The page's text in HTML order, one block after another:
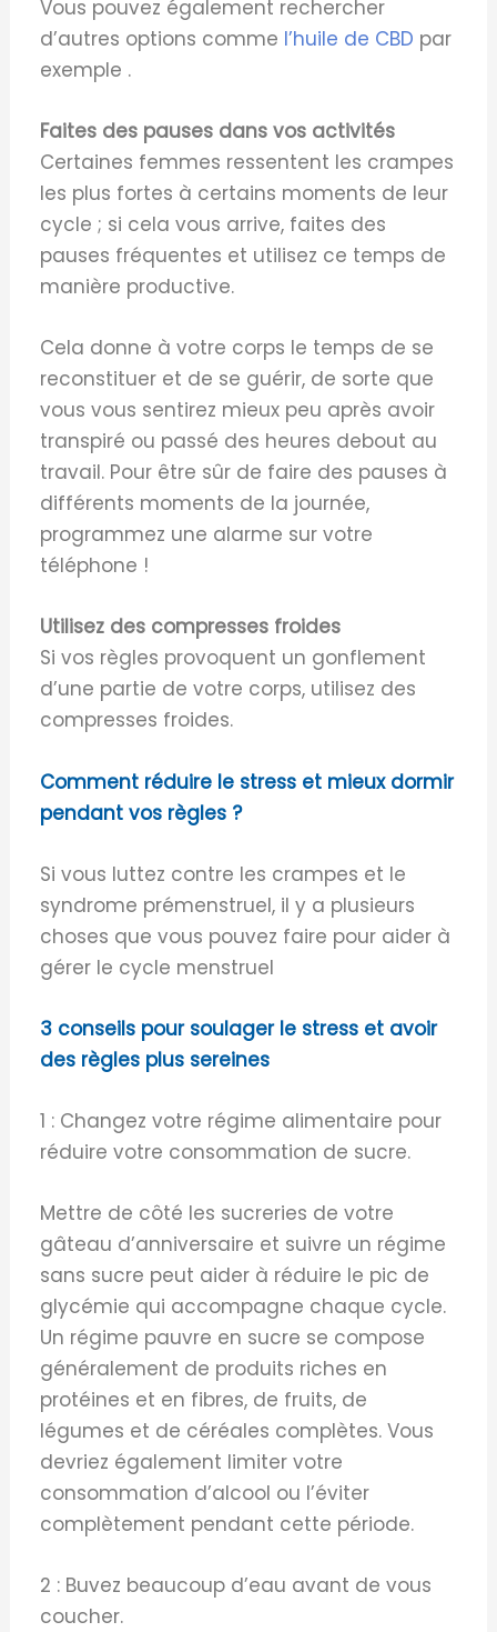
Vous pouvez également rechercher
d’autres options comme l’huile de CBD par
exemple .
Faites des pauses dans vos activités
Certaines femmes ressentent les crampes
les plus fortes à certains moments de leur
cycle ; si cela vous arrive, faites des
pauses fréquentes et utilisez ce temps de
manière productive.
Cela donne à votre corps le temps de se
reconstituer et de se guérir, de sorte que
vous vous sentirez mieux peu après avoir
transpiré ou passé des heures debout au
travail. Pour être sûr de faire des pauses à
différents moments de la journée,
programmez une alarme sur votre
téléphone !
Utilisez des compresses froides
Si vos règles provoquent un gonflement
d’une partie de votre corps, utilisez des
compresses froides.
Comment réduire le stress et mieux dormir
pendant vos règles ?
Si vous luttez contre les crampes et le
syndrome prémenstruel, il y a plusieurs
choses que vous pouvez faire pour aider à
gérer le cycle menstruel
3 conseils pour soulager le stress et avoir
des règles plus sereines
1 : Changez votre régime alimentaire pour
réduire votre consommation de sucre.
Mettre de côté les sucreries de votre
gâteau d’anniversaire et suivre un régime
sans sucre peut aider à réduire le pic de
glycémie qui accompagne chaque cycle.
Un régime pauvre en sucre se compose
généralement de produits riches en
protéines et en fibres, de fruits, de
légumes et de céréales complètes. Vous
devriez également limiter votre
consommation d’alcool ou l’éviter
complètement pendant cette période.
2 : Buvez beaucoup d’eau avant de vous
coucher.